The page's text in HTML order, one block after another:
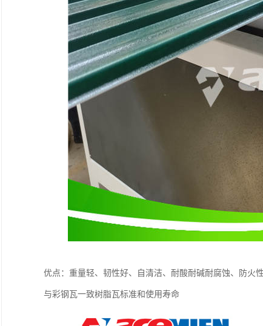
优点：重量轻、韧性好、自清洁、耐酸耐碱耐腐蚀、防火
与彩钢瓦一致树脂瓦标准和使用寿命